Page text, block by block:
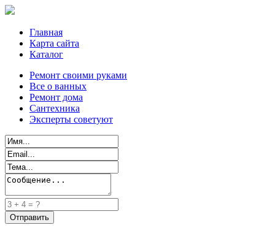
Главная
Карта сайта
Каталог
Ремонт своими руками
Все о ванных
Ремонт дома
Сантехника
Эксперты советуют